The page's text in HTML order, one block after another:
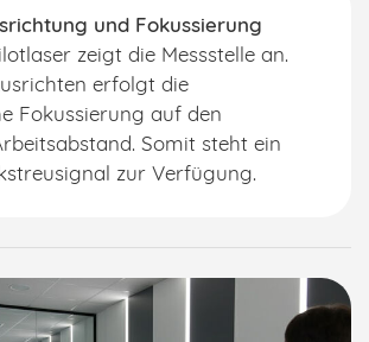
und Fokussierung
zeigt die Messstelle an.
erfolgt die
Fokussierung auf den
Somit steht ein
zur Verfügung.